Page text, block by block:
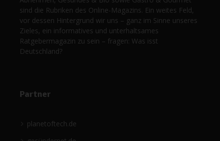
sind die Rubriken des Online-Magazins. Ein weites Feld,
vor dessen Hintergrund wir uns – ganz im Sinne unseres
Zieles, ein informatives und unterhaltsames
Ratgebermagazin zu sein – fragen: Was isst
Deutschland?
Partner
planetoftech.de